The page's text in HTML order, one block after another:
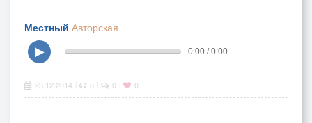
Местный Авторская
▶
0:00 / 0:00
23.12.2014 6 0 0